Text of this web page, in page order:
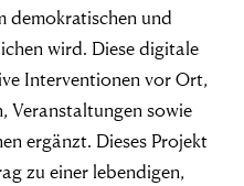
demokratischen und
wird. Diese digitale
Interventionen vor Ort,
Veranstaltungen sowie
ergänzt. Dieses Projekt
zu einer lebendigen,